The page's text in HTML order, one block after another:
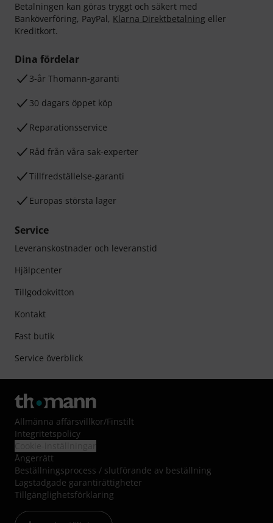
Betalningen kan göras tryggt och säkert med
Banköverföring, PayPal, Klarna Direktbetalning eller
Kreditkort.
Dina fördelar
3-år Thomann-garanti
30 dagars öppet köp
Reparationsservice
Råd från våra sak-experter
Tillfredställelse-garanti
Europas största lager
Service
Leveranskostnader och leveranstid
Hjälpcenter
Tillgodokvitton
Kontakt
Fast butik
Service överblick
Allmänna affärsvillkor/Finstilt
Integritetspolicy
Ångerrätt
Beställningsprocess / slutförande av beställning
Lagstadgade garantirättigheter
Tillgänglighetsförklaring